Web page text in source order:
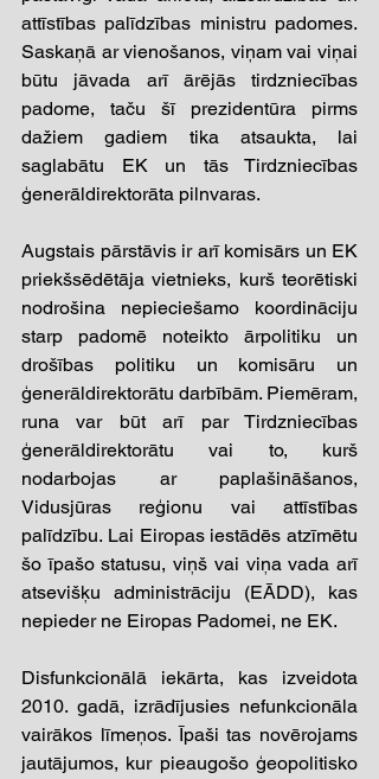
attīstības palīdzības ministru padomes.
Saskaņā ar vienošanos, viņam vai viņai
būtu jāvada arī ārējās tirdzniecības
padome, taču šī prezidentūra pirms
dažiem gadiem tika atsaukta, lai
saglabātu EK un tās Tirdzniecības
ģenerāldirektorāta pilnvaras.
Augstais pārstāvis ir arī komisārs un EK
priekšsēdētāja vietnieks, kurš teorētiski
nodrošina nepieciešamo koordināciju
starp padomē noteikto ārpolitiku un
drošības politiku un komisāru un
ģenerāldirektorātu darbībām. Piemēram,
runa var būt arī par Tirdzniecības
ģenerāldirektorātu vai to, kurš
nodarbojas ar paplašināšanos,
Vidusjūras reģionu vai attīstības
palīdzību. Lai Eiropas iestādēs atzīmētu
šo īpašo statusu, viņš vai viņa vada arī
atsevišķu administrāciju (EĀDD), kas
nepieder ne Eiropas Padomei, ne EK.
Disfunkcionālā iekārta, kas izveidota
2010. gadā, izrādījusies nefunkcionāla
vairākos līmeņos. Īpaši tas novērojams
jautājumos, kur pieaugošo ģeopolitisko